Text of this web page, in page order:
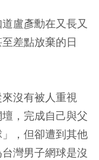
盧彥勳在又長又
差點放棄的日
沒有被人重視
，完成自己與父
，但卻遭到其他
灣男子網球是沒